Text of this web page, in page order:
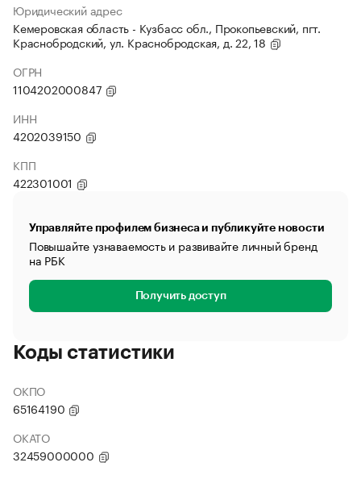
Юридический адрес
Кемеровская область - Кузбасс обл., Прокопьевский, пгт.
Краснобродский, ул. Краснобродская, д. 22, 18
ОГРН
1104202000847
ИНН
4202039150
КПП
422301001
Управляйте профилем бизнеса и публикуйте новости
Повышайте узнаваемость и развивайте личный бренд
на РБК
Получить доступ
Коды статистики
ОКПО
65164190
ОКАТО
32459000000